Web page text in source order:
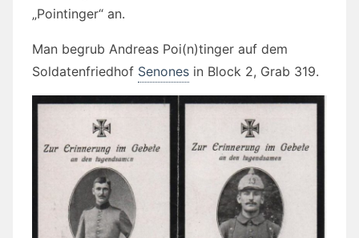
„Pointinger“ an.
Man begrub Andreas Poi(n)tinger auf dem
Soldatenfriedhof Senones in Block 2, Grab 319.